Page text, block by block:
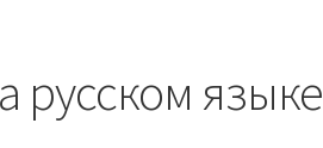
русском языке